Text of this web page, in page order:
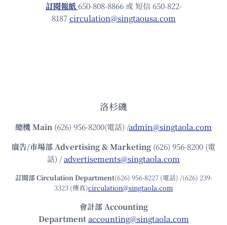
訂閱報紙 650-808-8866 或 短信 650-822-
8187circulation@singtaousa.com
洛杉磯
總機Main (626) 956-8200(電話) /admin@singtaola.com
廣告/市場部Advertising & Marketing (626) 956-8200 (電
話) /advertisements@singtaola.com
訂閱部 Circulation Department(626) 956-8227 (電話) /(626) 239-
3323 (傳真)circulation@singtaola.com
會計部 Accounting
Department accounting@singtaola.com